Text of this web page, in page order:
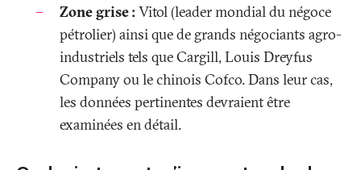
Zone grise: Vitol (leader mondial du négoce
pétrolier) ainsi que de grands négociants agro-
industriels tels que Cargill, Louis Dreyfus
Company ou le chinois Cofco. Dans leur cas,
les données pertinentes devraient être
examinées en détail.